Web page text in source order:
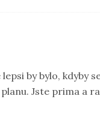
by bylo, kdyby
Jste prima a